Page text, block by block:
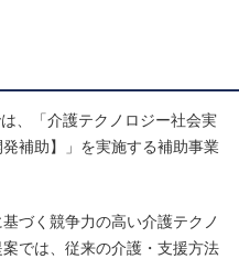
、「介護テクノロジー社会実
補助】」を実施する補助事業
づく競争力の高い介護テクノ
では、従来の介護・支援方法